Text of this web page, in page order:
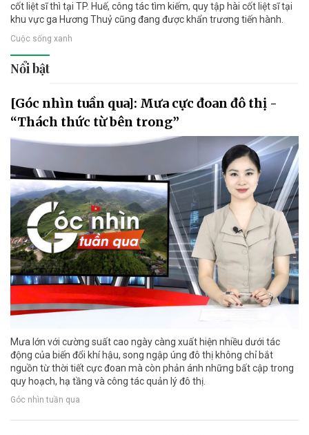
cốt liệt sĩ thì tại TP. Huế, công tác tìm kiếm, quy tập hài cốt liệt sĩ tại
khu vực ga Hương Thuỷ cũng đang được khẩn trương tiến hành.
Cuộc sống xanh
Nổi bật
[Góc nhìn tuần qua]: Mưa cực đoan đô thị -
“Thách thức từ bên trong”
Mưa lớn với cường suất cao ngày càng xuất hiện nhiều dưới tác
động của biến đổi khí hậu, song ngập úng đô thị không chỉ bắt
nguồn từ thời tiết cực đoan mà còn phản ánh những bất cập trong
quy hoạch, hạ tầng và công tác quản lý đô thị.
Góc nhìn tuần qua